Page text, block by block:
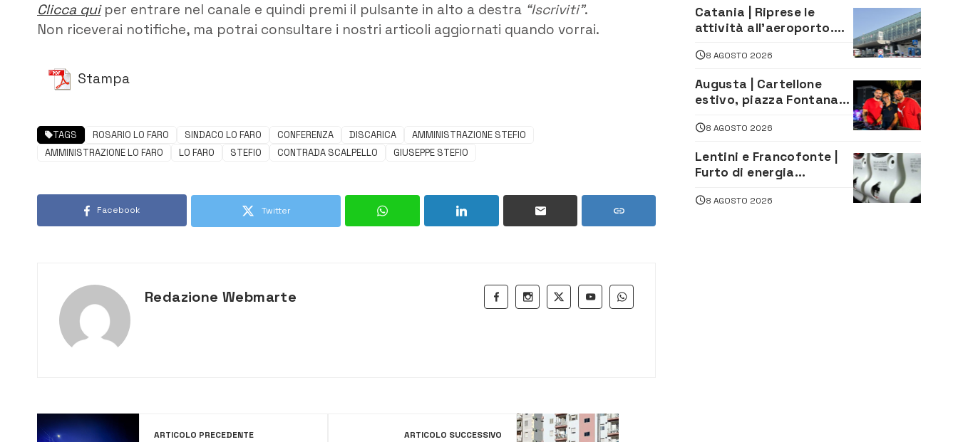
Clicca quiper entrare nel canale e quindi premi il pulsante in alto a destra “Iscriviti”.
Non riceverai notifiche, ma potrai consultare i nostri articoli aggiornati quando vorrai.
Stampa
TAGS ROSARIO LO FARO SINDACO LO FARO CONFERENZA DISCARICA
AMMINISTRAZIONE STEFIO
AMMINISTRAZIONE LO FARO
LO FARO STEFIO CONTRADA SCALPELLO GIUSEPPE STEFIO
Facebook Twitter
Redazione Webmarte
ARTICOLO PRECEDENTE ARTICOLO SUCCESSIVO
Catania | Riprese le
attività all’aeroporto.
arrivo e in partenza
8 AGOSTO 2026
Augusta | Cartellone
estivo, piazza Fontana
caraibica con Andrea
8 AGOSTO 2026
Lentini e Francofonte |
Furto di energia
persone
8 AGOSTO 2026